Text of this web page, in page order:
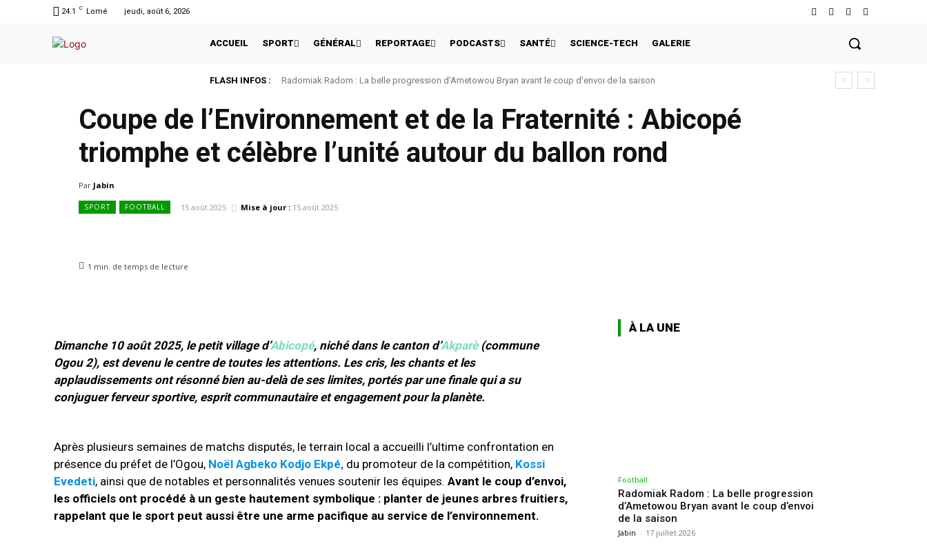
24.1 C Lomé jeudi, août 6, 2026
ACCUEIL SPORT GÉNÉRAL REPORTAGE PODCASTS SANTÉ SCIENCE-TECH GALERIE
FLASH INFOS : Radomiak Radom : La belle progression d’Ametowou Bryan avant le coup d’envoi de la saison
Coupe de l’Environnement et de la Fraternité : Abicopé
triomphe et célèbre l’unité autour du ballon rond
Par Jabin
SPORT FOOTBALL 15 août 2025 Mise à jour : 15 août 2025
1 min. de temps de lecture
Dimanche 10 août 2025, le petit village d’Abicopé, niché dans le canton d’Akparè(commune
Ogou 2), est devenu le centre de toutes les attentions. Les cris, les chants et les
applaudissements ont résonné bien au-delà de ses limites, portés par une finale qui a su
conjuguer ferveur sportive, esprit communautaire et engagement pour la planète.
Après plusieurs semaines de matchs disputés, le terrain local a accueilli l’ultime confrontation en
présence du préfet de l’Ogou, Noël Agbeko Kodjo Ekpé, du promoteur de la compétition, Kossi
Evedeti, ainsi que de notables et personnalités venues soutenir les équipes. Avant le coup d’envoi,
les officiels ont procédé à un geste hautement symbolique : planter de jeunes arbres fruitiers,
rappelant que le sport peut aussi être une arme pacifique au service de l’environnement.
À LA UNE
Football
Radomiak Radom : La belle progression
d’Ametowou Bryan avant le coup d’envoi
de la saison
Jabin - 17 juillet 2026